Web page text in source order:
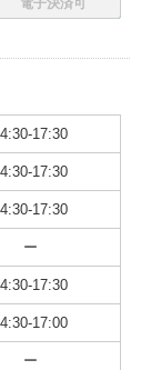
電子決済可
17:30
17:30
17:30
ー
17:30
17:00
ー